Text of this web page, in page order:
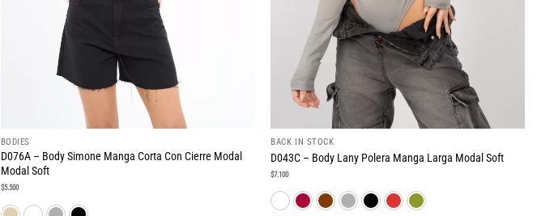
BODIES
D076A – Body Simone Manga Corta Con Cierre Modal
Modal Soft
$5.500
BACK IN STOCK
D043C – Body Lany Polera Manga Larga Modal Soft
$7.100